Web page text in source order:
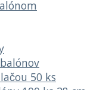
50 ks